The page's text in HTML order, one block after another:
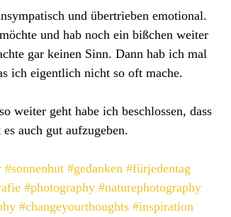
und übertrieben emotional.
und hab noch ein bißchen weiter
gar keinen Sinn. Dann hab ich mal
ich eigentlich nicht so oft mache.
weiter geht habe ich beschlossen, dass
auch gut aufzugeben.
#sonnenhut #gedanken #fürjedentag
#photography #naturephotography
#changeyourthoughts #inspiration